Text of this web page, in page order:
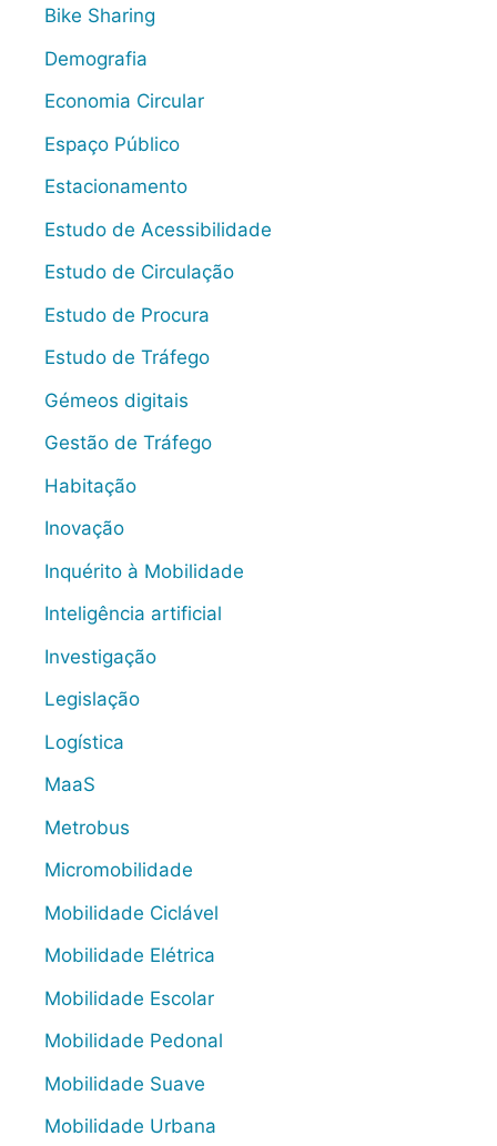
Bike Sharing
Demografia
Economia Circular
Espaço Público
Estacionamento
Estudo de Acessibilidade
Estudo de Circulação
Estudo de Procura
Estudo de Tráfego
Gémeos digitais
Gestão de Tráfego
Habitação
Inovação
Inquérito à Mobilidade
Inteligência artificial
Investigação
Legislação
Logística
MaaS
Metrobus
Micromobilidade
Mobilidade Ciclável
Mobilidade Elétrica
Mobilidade Escolar
Mobilidade Pedonal
Mobilidade Suave
Mobilidade Urbana